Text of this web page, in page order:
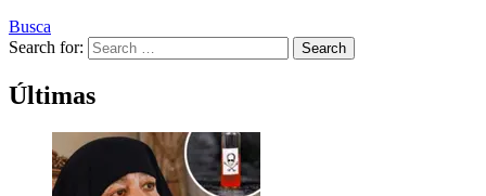
Busca
Search for:
Search
Últimas